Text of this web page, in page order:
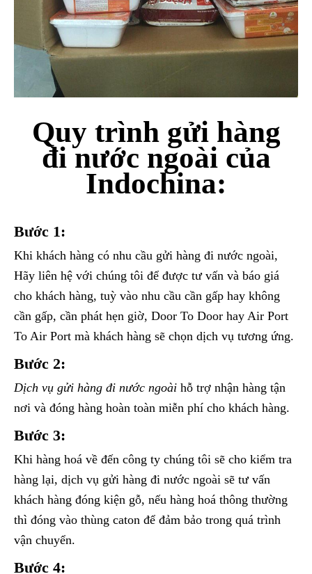
Quy trình gửi hàng
đi nước ngoài của
Indochina:
Bước 1:
Khi khách hàng có nhu cầu gửi hàng đi nước ngoài,
Hãy liên hệ với chúng tôi để được tư vấn và báo giá
cho khách hàng, tuỳ vào nhu cầu cần gấp hay không
cần gấp, cần phát hẹn giờ, Door To Door hay Air Port
To Air Port mà khách hàng sẽ chọn dịch vụ tương ứng.
Bước 2:
Dịch vụ gửi hàng đi nước ngoài hỗ trợ nhận hàng tận
nơi và đóng hàng hoàn toàn miễn phí cho khách hàng.
Bước 3:
Khi hàng hoá về đến công ty chúng tôi sẽ cho kiểm tra
hàng lại, dịch vụ gửi hàng đi nước ngoài sẽ tư vấn
khách hàng đóng kiện gỗ, nếu hàng hoá thông thường
thì đóng vào thùng caton để đảm bảo trong quá trình
vận chuyển.
Bước 4: